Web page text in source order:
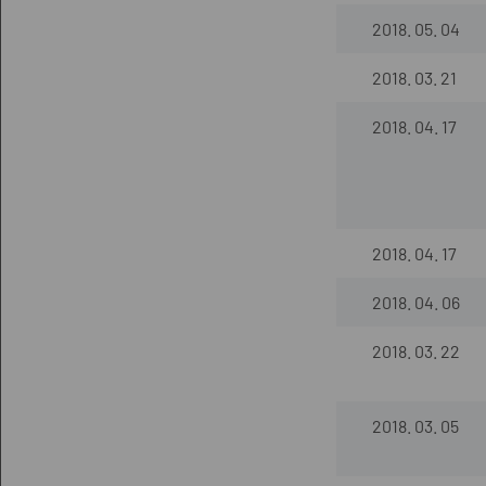
2018. 05. 04
2018. 03. 21
2018. 04. 17
2018. 04. 17
2018. 04. 06
2018. 03. 22
2018. 03. 05